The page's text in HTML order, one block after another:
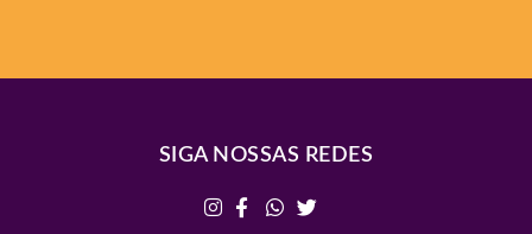
SIGA NOSSAS REDES